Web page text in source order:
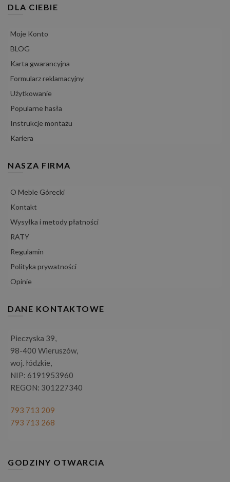
DLA CIEBIE
Moje Konto
BLOG
Karta gwarancyjna
Formularz reklamacyjny
Użytkowanie
Popularne hasła
Instrukcje montażu
Kariera
NASZA FIRMA
O Meble Górecki
Kontakt
Wysyłka i metody płatności
RATY
Regulamin
Polityka prywatności
Opinie
DANE KONTAKTOWE
Pieczyska 39,
98-400 Wieruszów,
woj. łódzkie,
NIP: 6191953960
REGON: 301227340
793 713 209
793 713 268
GODZINY OTWARCIA